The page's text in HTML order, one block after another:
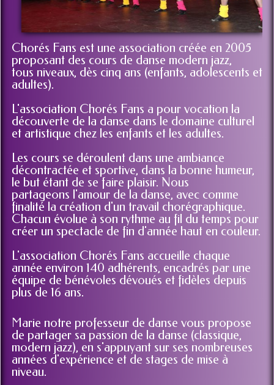
Chorés Fans est une association créée en 2005
proposant des cours de danse modern jazz,
tous niveaux, dès cinq ans (enfants, adolescents et
adultes).
L'association Chorés Fans a pour vocation la
découverte de la danse dans le domaine culturel
et artistique chez les enfants et les adultes.
Les cours se déroulent dans une ambiance
décontractée et sportive, dans la bonne humeur,
le but étant de se faire plaisir. Nous
partageons l'amour de la danse, avec comme
finalité la création d'un travail chorégraphique.
Chacun évolue à son rythme au fil du temps pour
créer un spectacle de fin d'année haut en couleur.
L'association Chorés Fans accueille chaque
année environ 140 adhérents, encadrés par une
équipe de bénévoles dévoués et fidèles depuis
plus de 16
Marie notre professeur de danse vous propose
de partager sa passion de la danse (classique,
modern jazz), en s'appuyant sur ses nombreuses
années d'expérience et de stages de mise à